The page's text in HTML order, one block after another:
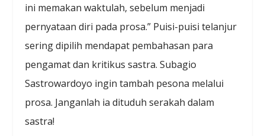
ini memakan waktulah, sebelum menjadi
pernyataan diri pada prosa.” Puisi-puisi telanjur
sering dipilih mendapat pembahasan para
pengamat dan kritikus sastra. Subagio
Sastrowardoyo ingin tambah pesona melalui
prosa. Janganlah ia dituduh serakah dalam
sastra!